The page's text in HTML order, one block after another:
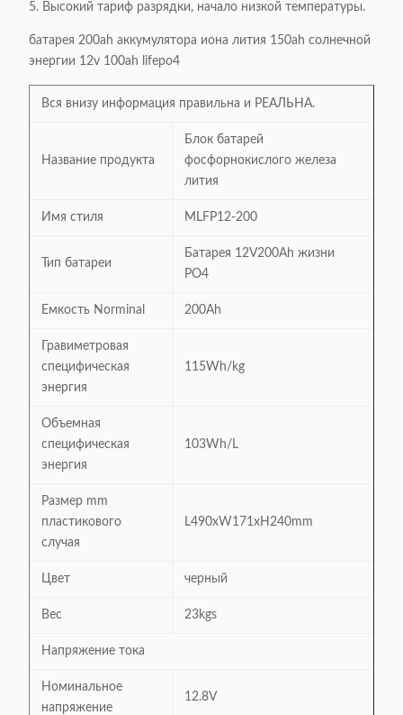
5. Высокий тариф разрядки, начало низкой температуры.
батарея 200ah аккумулятора иона лития 150ah солнечной
энергии 12v 100ah lifepo4
Вся внизу информация правильна и РЕАЛЬНА.
Название продукта
Блок батарей
фосфорнокислого железа
лития
Имя стиля MLFP12-200
Тип батареи
Батарея 12V200Ah жизни
PO4
Емкость Norminal 200Ah
Гравиметровая
специфическая
энергия
115Wh/kg
Объемная
специфическая
энергия
103Wh/L
Размер mm
пластикового
случая
L490xW171xH240mm
Цвет черный
Вес 23kgs
Напряжение тока
Номинальное
напряжение
12.8V